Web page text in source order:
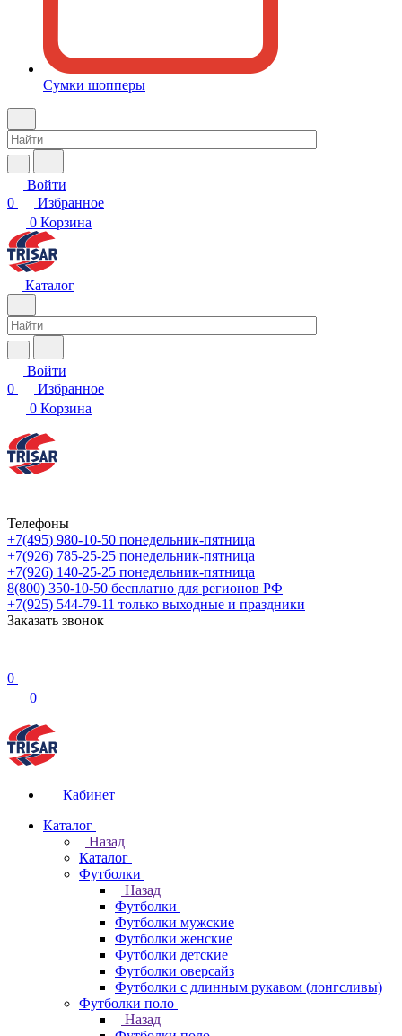
Сумки шопперы
Войти
0
Избранное
0 Корзина
Каталог
Войти
0
Избранное
0 Корзина
Телефоны
+7(495) 980-10-50 понедельник-пятница
+7(926) 785-25-25 понедельник-пятница
+7(926) 140-25-25 понедельник-пятница
8(800) 350-10-50 бесплатно для регионов РФ
+7(925) 544-79-11 только выходные и праздники
Заказать звонок
0
0
Кабинет
Каталог
Назад
Каталог
Футболки
Назад
Футболки
Футболки мужские
Футболки женские
Футболки детские
Футболки оверсайз
Футболки с длинным рукавом (лонгсливы)
Футболки поло
Назад